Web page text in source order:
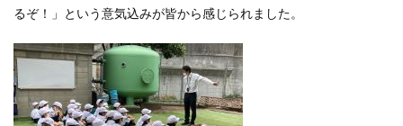
るぞ！」という意気込みが皆から感じられました。